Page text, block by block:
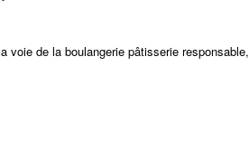
de la boulangerie pâtisserie responsable,